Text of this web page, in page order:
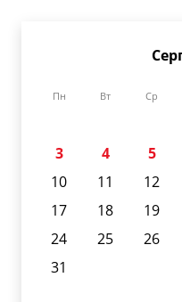
Пн Вт Ср
3
4 5
10
11 12
17
18 19
24
25 26
31